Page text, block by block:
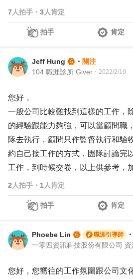
7 人拍手 ・ 3人肯定
拍手 肯定
Jeff Hung ・ 關注
104 職涯診所 Giver ・ 2022/2/10
您好，
一般公司比較難找到這樣的工作，
的經驗跟能力夠強，可以當顧問職
隊去執行，顧問只作監督執行和驗
約自己接工作的方式，團隊討論完
工作，到時候交卷，以上供參考，
2 人拍手 ・ 1 人肯定
拍手 肯定
Phoebe Lin 職涯引導師 ・
您好，您嚮往的工作氛圍跟公司文